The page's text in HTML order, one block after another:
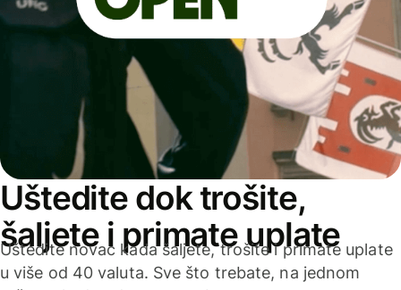
Uštedite dok trošite,
šaljete i primate uplate
Uštedite novac kada šaljete, trošite i primate uplate
u više od 40 valuta. Sve što trebate, na jednom